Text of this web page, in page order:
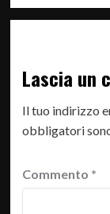
Lascia un
Il tuo indirizzo
obbligatori
Commento *